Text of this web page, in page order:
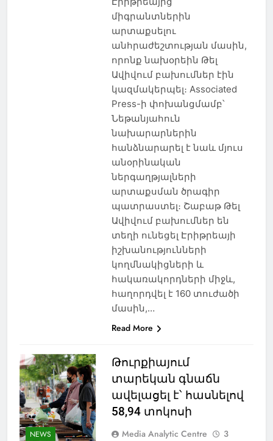
միգրանտներին
արտաքսելու
անհրաժեշտության մասին,
որոնք նախօրեին Թել
Ավիվում բախումներ էին
կազմակերպել։ Associated
Press-ի փոխանցմամբ՝
Նեթանյահուն
նախարարներին
հանձնարարել է նաև մյուս
անօրինական
ներգաղթյալների
արտաքսման ծրագիր
պատրաստել։ Շաբաթ Թել
Ավիվում բախումներ են
տեղի ունեցել Էրիթրեայի
իշխանությունների
կողմնակիցների և
հակառակորդների միջև,
հաղորդվել է 160 տուժածի
մասին,…
Read More
NEWS
Թուրքիայում
տարեկան գնաճն
ավելացել է՝ հասնելով
58,94 տոկոսի
Media Analytic Centre
3
NEWS
ԱԲԱՍԹՈՒՄԱՆ